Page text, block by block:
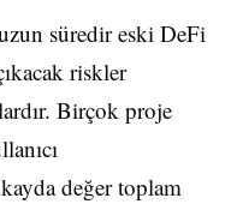
süredir eski DeFi
riskler
Birçok proje
değer toplam